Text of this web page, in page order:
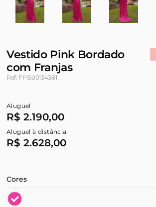
Vestido Pink Bordado
com Franjas
Ref: FFIS00134381
Aluguel
R$ 2.190,00
Aluguel à distância
R$ 2.628,00
Cores